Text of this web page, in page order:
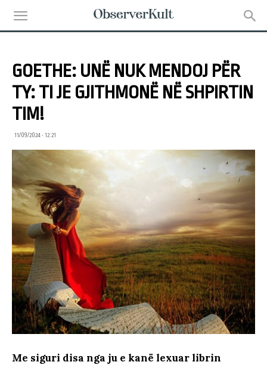
GOETHE: UNË NUK MENDOJ PËR
TY: TI JE GJITHMONË NË SHPIRTIN
TIM!
11/09/2024 • 12:21
Me siguri disa nga ju e kanë lexuar librin